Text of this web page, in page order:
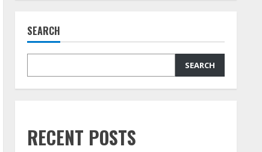
SEARCH
SEARCH
RECENT POSTS